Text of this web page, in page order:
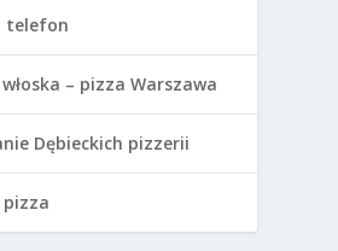
telefon
– pizza Warszawa
Dębieckich pizzerii
pizza